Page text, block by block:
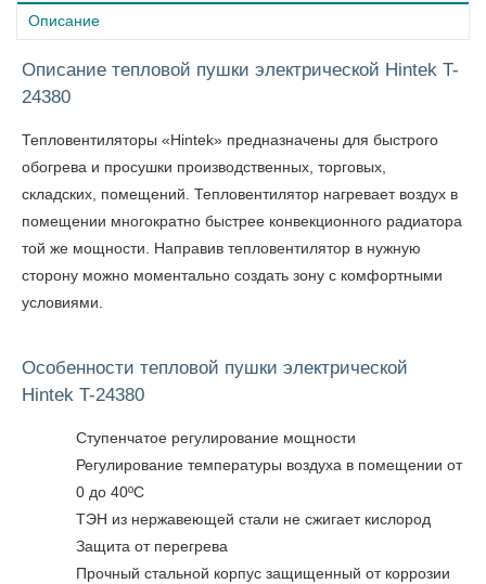
Описание
Описание тепловой пушки электрической Hintek T-
24380
Тепловентиляторы «Hintek» предназначены для быстрого
обогрева и просушки производственных, торговых,
складских, помещений. Тепловентилятор нагревает воздух в
помещении многократно быстрее конвекционного радиатора
той же мощности. Направив тепловентилятор в нужную
сторону можно моментально создать зону с комфортными
условиями.
Особенности тепловой пушки электрической
Hintek T-24380
Ступенчатое регулирование мощности
Регулирование температуры воздуха в помещении от
0 до 40ºС
ТЭН из нержавеющей стали не сжигает кислород
Защита от перегрева
Прочный стальной корпус защищенный от коррозии